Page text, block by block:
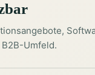
Umfeld.